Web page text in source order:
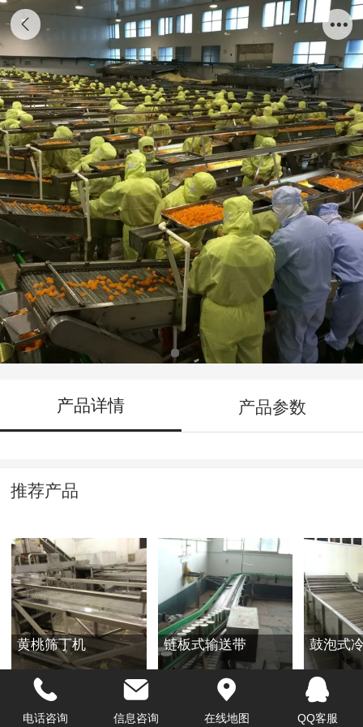
桔子生产线
产品详情 产品参数
推荐产品
黄桃筛丁机 链板式输送带 鼓泡式
电话咨询 信息咨询 在线地图 QQ客服